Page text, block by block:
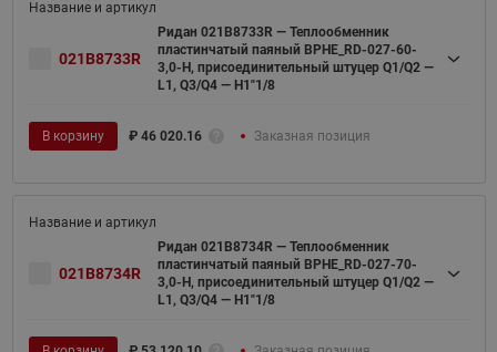
021B8733R
Ридан 021B8733R — Теплообменник
пластинчатый паяный BPHE_RD-027-60-
3,0-H, присоединительный штуцер Q1/Q2 —
L1, Q3/Q4 — H1"1/8
В корзину ₽ 46 020.16 Заказная позиция
021B8734R
Ридан 021B8734R — Теплообменник
пластинчатый паяный BPHE_RD-027-70-
3,0-H, присоединительный штуцер Q1/Q2 —
L1, Q3/Q4 — H1"1/8